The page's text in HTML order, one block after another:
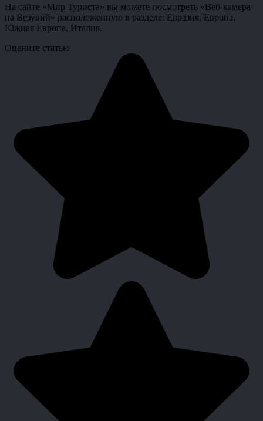
На сайте «Мир Туриста» вы можете посмотреть «Веб-камера
на Везувий» расположенную в разделе: Евразия, Европа,
Южная Европа, Италия.
Оцените статью